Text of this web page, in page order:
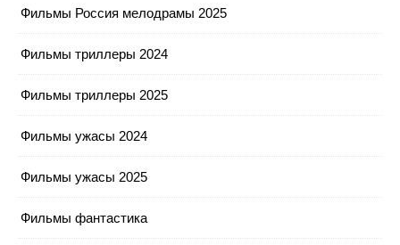
Фильмы Россия мелодрамы 2025
Фильмы триллеры 2024
Фильмы триллеры 2025
Фильмы ужасы 2024
Фильмы ужасы 2025
Фильмы фантастика